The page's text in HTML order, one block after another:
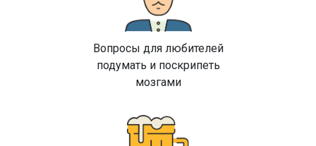
Вопросы для любителей
подумать и поскрипеть
мозгами